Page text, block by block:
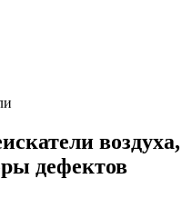
воздуха,
дефектов